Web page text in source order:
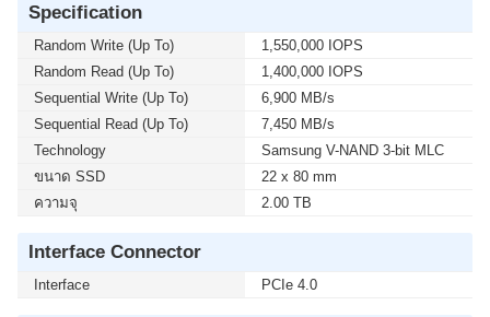
Specification
Random Write (up To)
1,550,000 IOPS
Random Read (up To)
1,400,000 IOPS
Sequential Write (up To)
6,900 MB/s
Sequential Read (up To)
7,450 MB/s
Technology
Samsung V-NAND 3-bit MLC
ขนาด SSD
22 x 80 mm
ความจุ
2.00 TB
Interface Connector
Interface PCIe 4.0